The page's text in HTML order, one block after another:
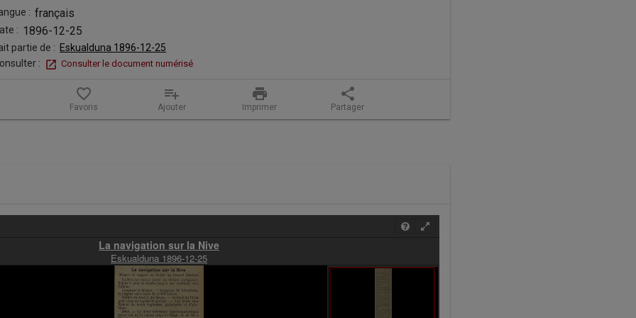
: français
: 1896-12-25
partie de : Eskualduna 1896-12-25
:
Consulter le document numérisé
favorite_border
Favoris
playlist_add
Ajouter
print
Imprimer
share
Partager